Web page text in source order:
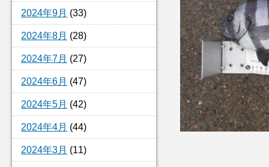
2024年9月 (33)
2024年8月 (28)
2024年7月 (27)
2024年6月 (47)
2024年5月 (42)
2024年4月 (44)
2024年3月 (11)